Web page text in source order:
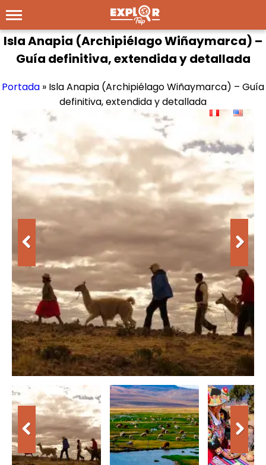
Isla Anapia (Archipiélago Wiñaymarca) –
Guía definitiva, extendida y detallada
Portada » Isla Anapia (Archipiélago Wiñaymarca) – Guía
definitiva, extendida y detallada